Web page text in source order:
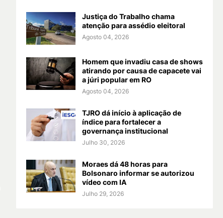
Justiça do Trabalho chama
atenção para assédio eleitoral
Agosto 04, 2026
Homem que invadiu casa de shows
atirando por causa de capacete vai
a júri popular em RO
Agosto 04, 2026
TJRO dá início à aplicação de
índice para fortalecer a
governança institucional
Julho 30, 2026
Moraes dá 48 horas para
Bolsonaro informar se autorizou
vídeo com IA
Julho 29, 2026